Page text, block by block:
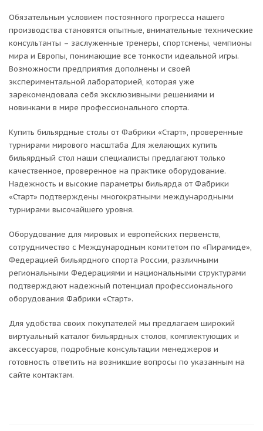
Обязательным условием постоянного прогресса нашего
производства становятся опытные, внимательные технические
консультанты – заслуженные тренеры, спортсмены, чемпионы
мира и Европы, понимающие все тонкости идеальной игры.
Возможности предприятия дополнены и своей
экспериментальной лабораторией, которая уже
зарекомендовала себя эксклюзивными решениями и
новинками в мире профессионального спорта.
Купить бильярдные столы от Фабрики «Старт», проверенные
турнирами мирового масштаба Для желающих купить
бильярдный стол наши специалисты предлагают только
качественное, проверенное на практике оборудование.
Надежность и высокие параметры бильярда от Фабрики
«Старт» подтверждены многократными международными
турнирами высочайшего уровня.
Оборудование для мировых и европейских первенств,
сотрудничество с Международным комитетом по «Пирамиде»,
Федерацией бильярдного спорта России, различными
региональными Федерациями и национальными структурами
подтверждают надежный потенциал профессионального
оборудования Фабрики «Старт».
Для удобства своих покупателей мы предлагаем широкий
виртуальный каталог бильярдных столов, комплектующих и
аксессуаров, подробные консультации менеджеров и
готовность ответить на возникшие вопросы по указанным на
сайте контактам.